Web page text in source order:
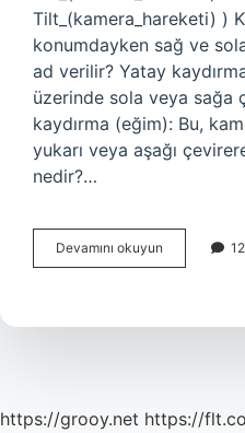
Tilt_(kamera_hareketi) )
konumdayken sağ ve
ad verilir? Yatay
üzerinde sola veya sağa
kaydırma (eğim): Bu,
yukarı veya aşağı
nedir?…
Devamını okuyun Kameranın
Sağa
Ne
https://grooy.net https://